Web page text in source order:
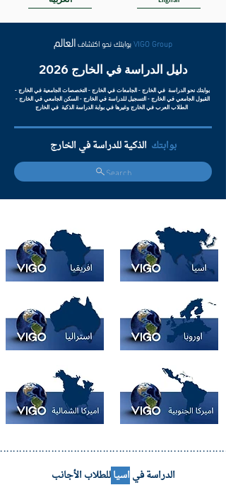
VIGO Groupبوابتك نحو اكتشافالعالم
دليل الدراسة في الخارج 2026
بوابتك نحو الدراسة في الخارج - الجامعات في الخارج - التخصصات الجامعية في الخارج -
القبول الجامعي في الخارج - التسجيل للدراسة في الخارج - السكن الجامعي في الخارج -
بوابتكالذكية للدراسة في الخارج
Search
الدراسة فياسياللطلاب الأجانب